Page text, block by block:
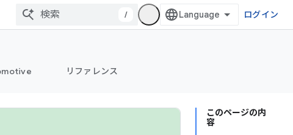
/ ログイン
リファレンス
このページの内
容